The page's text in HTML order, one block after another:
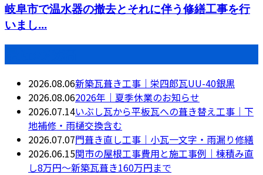
岐阜市で温水器の撤去とそれに伴う修繕工事を行
いまし...
2026.08.06新築瓦葺き工事｜栄四郎瓦UU-40銀黒
2026.08.062026年｜夏季休業のお知らせ
2026.07.14いぶし瓦から平板瓦への葺き替え工事｜下
地補修・雨樋交換含む
2026.07.07門葺き直し工事｜小瓦一文字・雨漏り修繕
2026.06.15関市の屋根工事費用と施工事例｜棟積み直
し8万円〜新築瓦葺き160万円まで